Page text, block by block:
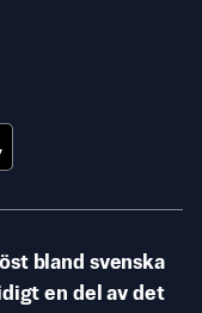
bland svenska
en del av det